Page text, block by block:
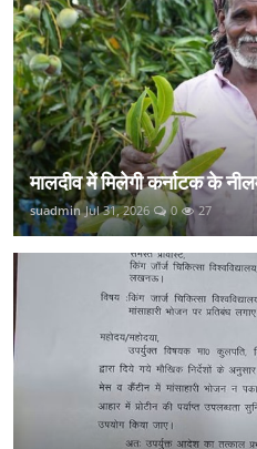
मालदीव में मिलेगी कर्नाटक के
suadmin Jul 31, 2026 0 27